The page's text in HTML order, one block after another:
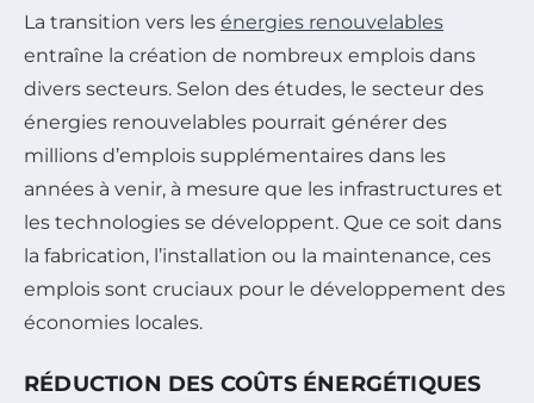
La transition vers les énergies renouvelables
entraîne la création de nombreux emplois dans
divers secteurs. Selon des études, le secteur des
énergies renouvelables pourrait générer des
millions d’emplois supplémentaires dans les
années à venir, à mesure que les infrastructures et
les technologies se développent. Que ce soit dans
la fabrication, l’installation ou la maintenance, ces
emplois sont cruciaux pour le développement des
économies locales.
RÉDUCTION DES COÛTS ÉNERGÉTIQUES